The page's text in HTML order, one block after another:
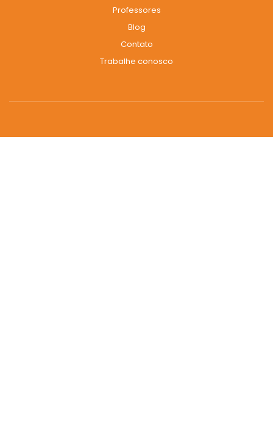
Professores
Blog
Contato
Trabalhe conosco